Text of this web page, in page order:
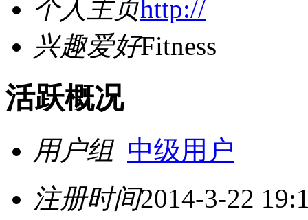
个人主页http://
兴趣爱好Fitness
活跃概况
用户组 中级用户
注册时间2014-3-22